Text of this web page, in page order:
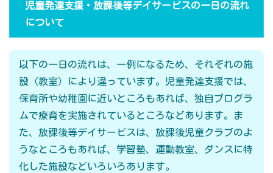
児童発達支援・放課後等デイサービスの一日の流れ
について
以下の一日の流れは、一例になるため、それぞれの施
設（教室）により違っています。児童発達支援では、
保育所や幼稚園に近いところもあれば、独自プログラ
ムで療育を実施されているところなどあります。ま
た、放課後等デイサービスは、放課後児童クラブのよ
うなところもあれば、学習塾、運動教室、ダンスに特
化した施設などいろいろあります。